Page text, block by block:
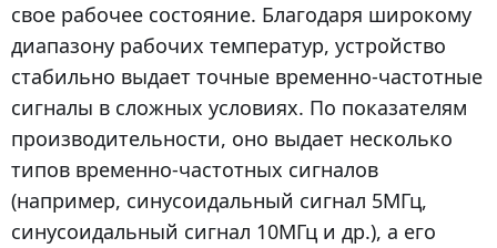
свое рабочее состояние. Благодаря широкому
диапазону рабочих температур, устройство
стабильно выдает точные временно-частотные
сигналы в сложных условиях. По показателям
производительности, оно выдает несколько
типов временно-частотных сигналов
(например, синусоидальный сигнал 5МГц,
синусоидальный сигнал 10МГц и др.), а его